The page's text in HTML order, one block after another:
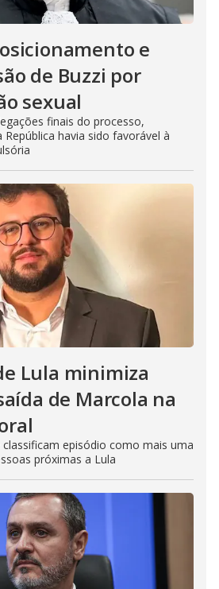
e
de Buzzi por
sexual
finais do processo,
República havia sido favorável à
Lula minimiza
de Marcola na
episódio como mais uma
próximas a Lula